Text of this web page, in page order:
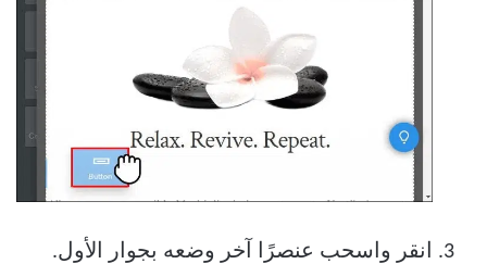
انقر واسحب عنصرًا آخر وضعه بجوار الأول.